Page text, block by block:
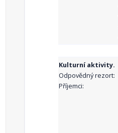
Kulturní aktivity.
Odpovědný rezort:
Příjemci: